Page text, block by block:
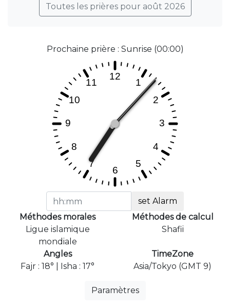
Toutes les prières pour août 2026
Prochaine prière : Sunrise (00:00)
set Alarm
Méthodes morales
Ligue islamique
mondiale
Méthodes de calcul
Shafii
Angles
Fajr : 18° | Isha : 17°
TimeZone
Asia/Tokyo (GMT 9)
Paramètres